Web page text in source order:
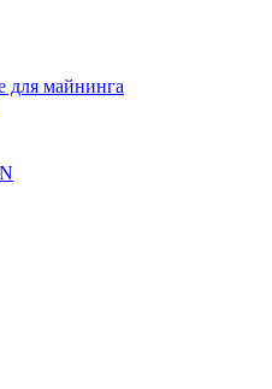
для майнинга